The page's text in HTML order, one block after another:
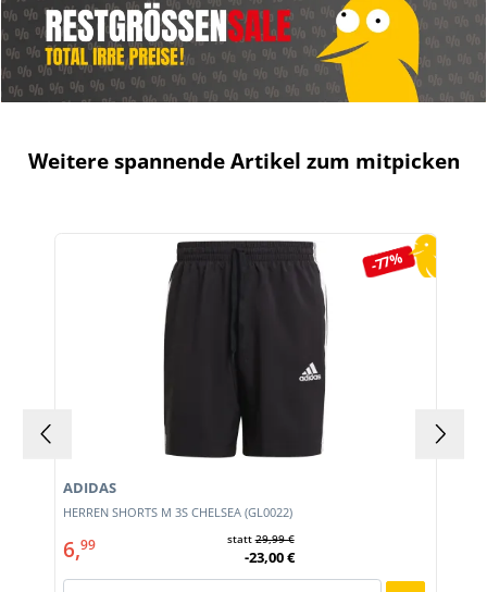
Weitere spannende Artikel zum mitpicken
Produktgalerie überspringen
-77%
HERREN SHORTS M 3S CHELSEA (GL0022)
ADIDAS
6,99 statt29,99 €
-23,00 €